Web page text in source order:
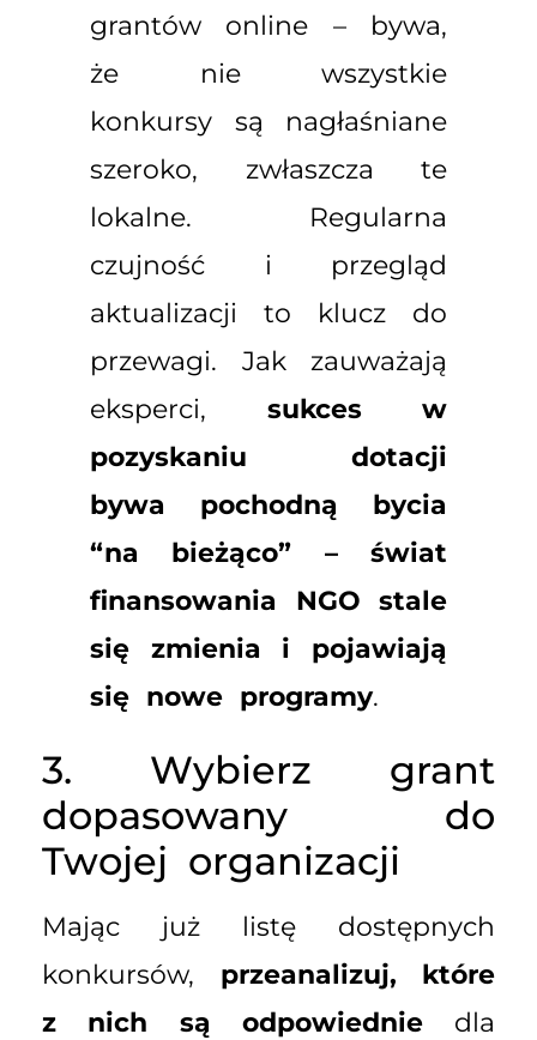
grantów online – bywa,
że nie wszystkie
konkursy są nagłaśniane
szeroko, zwłaszcza te
lokalne. Regularna
czujność i przegląd
aktualizacji to klucz do
przewagi. Jak zauważają
eksperci, sukces w
pozyskaniu dotacji
bywa pochodną bycia
“na bieżąco” – świat
finansowania NGO stale
się zmienia i pojawiają
się nowe programy.
3. Wybierz grant
dopasowany do
Twojej organizacji
Mając już listę dostępnych
konkursów, przeanalizuj, które
z nich są odpowiedniedla